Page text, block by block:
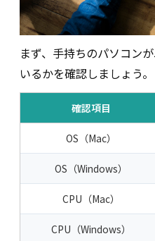
まず、手持ちのパソコン
いるかを確認しましょう。
確認項目
OS（Mac）
OS（Windows）
CPU（Mac）
CPU（Windows）